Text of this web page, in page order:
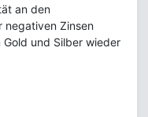
an den
negativen Zinsen
und Silber wieder